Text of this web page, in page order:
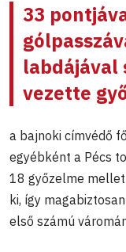
33
labdájával
vezette
a bajnoki címvédő
egyébként a Pécs
18 győzelme
ki, így
első számú